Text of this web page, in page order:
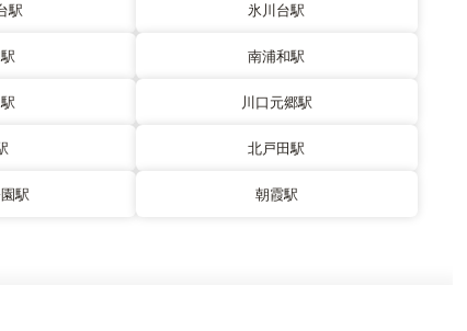
駅 氷川台駅
南浦和駅
川口元郷駅
北戸田駅
駅 朝霞駅